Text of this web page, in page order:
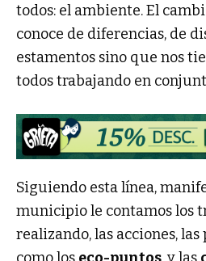
todos: el ambiente. El
conoce de diferencias, de
estamentos sino que nos
todos trabajando en
Siguiendo esta línea,
municipio le contamos los
realizando, las acciones,